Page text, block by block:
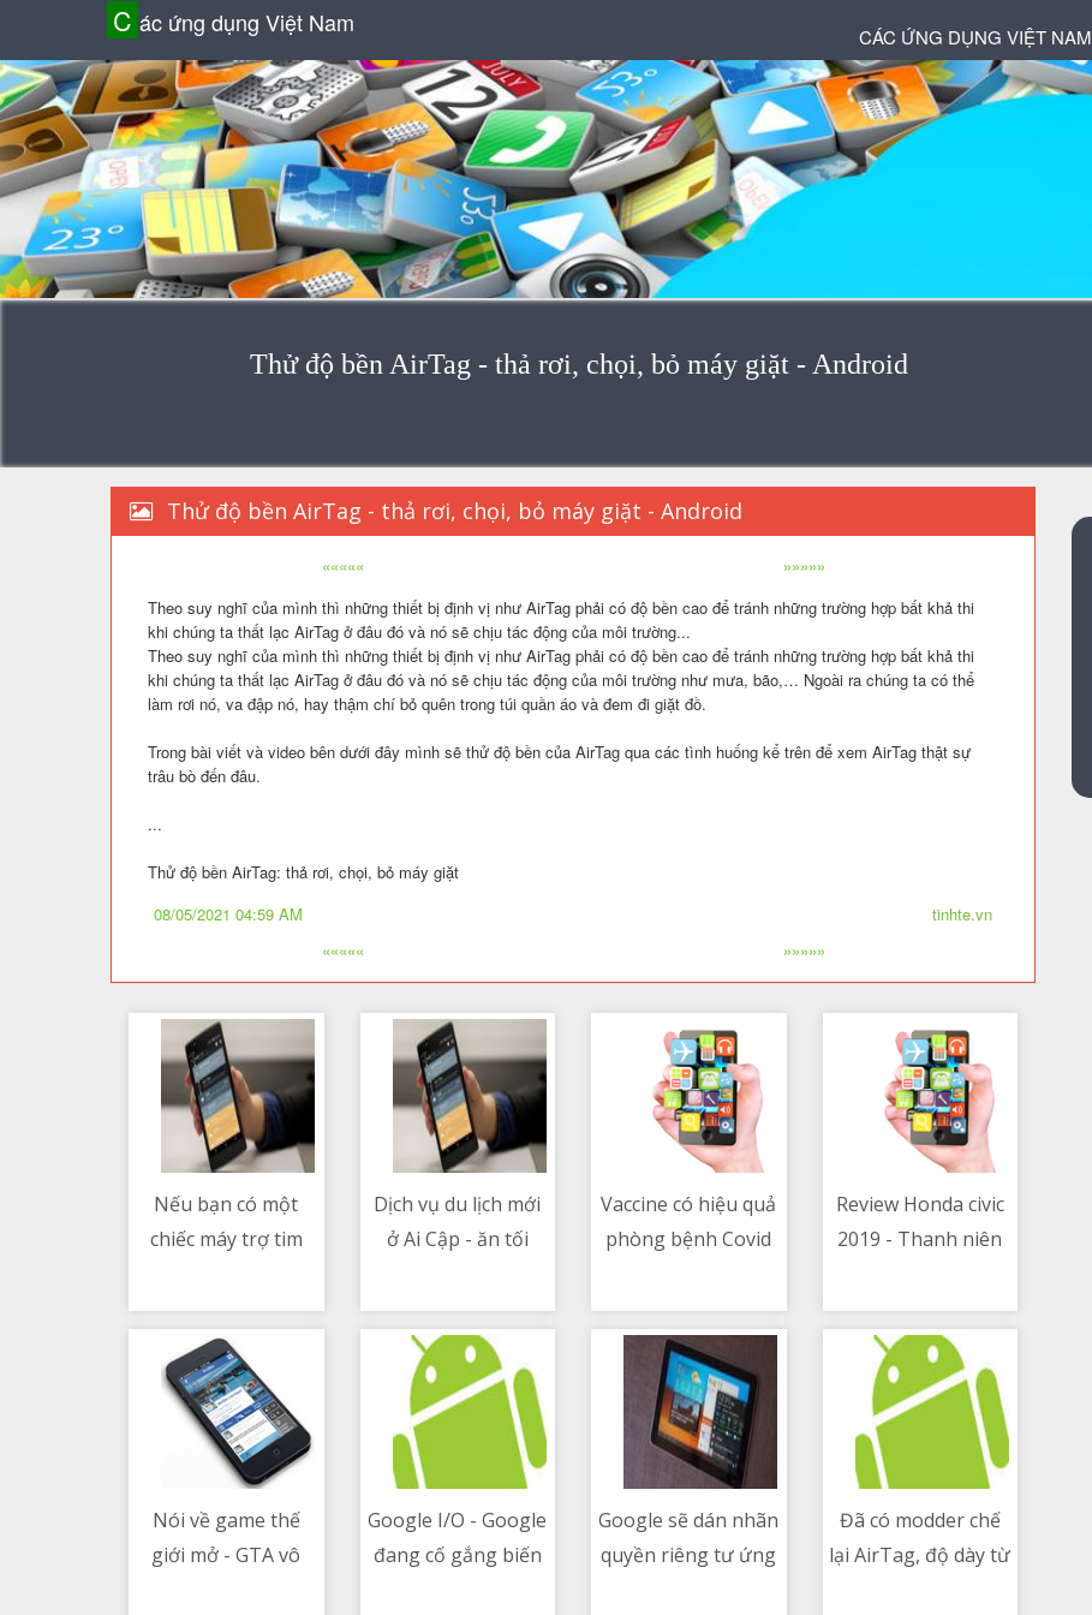
C ác ứng dụng Việt Nam CÁC ỨNG DỤNG VIỆT NAM
Thử độ bền AirTag - thả rơi, chọi, bỏ máy giặt - Android
Thử độ bền AirTag - thả rơi, chọi, bỏ máy giặt - Android
«««««
»»»»»
Theo suy nghĩ của mình thì những thiết bị định vị như AirTag phải có độ bền cao để tránh những trường hợp bất khả thi
khi chúng ta thất lạc AirTag ở đâu đó và nó sẽ chịu tác động của môi trường...
Theo suy nghĩ của mình thì những thiết bị định vị như AirTag phải có độ bền cao để tránh những trường hợp bất khả thi
khi chúng ta thất lạc AirTag ở đâu đó và nó sẽ chịu tác động của môi trường như mưa, bão,… Ngoài ra chúng ta có thể
làm rơi nó, va đập nó, hay thậm chí bỏ quên trong túi quần áo và đem đi giặt đồ.
Trong bài viết và video bên dưới đây mình sẽ thử độ bền của AirTag qua các tình huống kể trên để xem AirTag thật sự
trâu bò đến đâu.
...
Thử độ bền AirTag: thả rơi, chọi, bỏ máy giặt
08/05/2021 04:59 AM
tinhte.vn
«««««
»»»»»
Nếu bạn có một
chiếc máy trợ tim
thanh của nó sẽ
như thế nào
Dịch vụ du lịch mới
ở Ai Cập - ăn tối
Pharaoh
Vaccine có hiệu quả
phòng bệnh Covid
(variant) Anh và Ấn
Độ hay không
Review Honda civic
2019 - Thanh niên
Nói về game thế
giới mở - GTA vô
Google I/O - Google
đang cố gắng biến
Google sẽ dán nhãn
quyền riêng tư ứng
Đã có modder chế
lại AirTag, độ dày từ